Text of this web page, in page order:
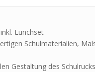
Lunchset
Schulmaterialien,
Gestaltung des